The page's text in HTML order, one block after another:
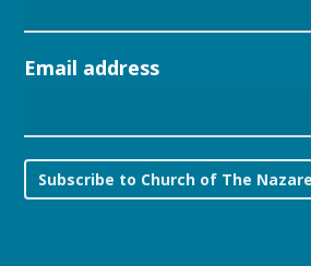
Email address